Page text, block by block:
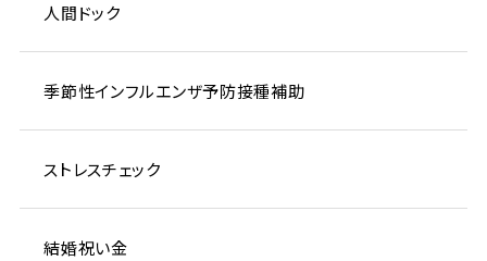
人間ドック
季節性インフルエンザ予防接種補助
ストレスチェック
結婚祝い金